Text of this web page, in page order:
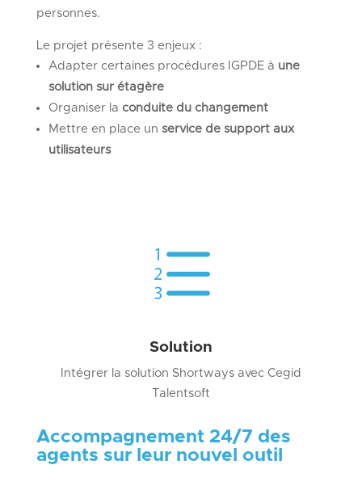
personnes.
Le projet présente 3 enjeux :
Adapter certaines procédures IGPDE à une
solution sur étagère
Organiser la conduitedu changement
Mettre en place un service de support aux
utilisateurs
e
Solution
Intégrer la solution Shortways avec Cegid
Talentsoft
Accompagnement 24/7 des
agents sur leur nouvel outil